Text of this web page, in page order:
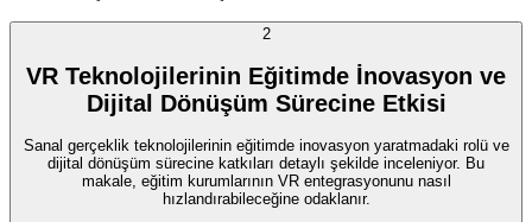
2
VR Teknolojilerinin Eğitimde İnovasyon ve
Dijital Dönüşüm Sürecine Etkisi
Sanal gerçeklik teknolojilerinin eğitimde inovasyon yaratmadaki rolü ve
dijital dönüşüm sürecine katkıları detaylı şekilde inceleniyor. Bu
makale, eğitim kurumlarının VR entegrasyonunu nasıl
hızlandırabileceğine odaklanır.